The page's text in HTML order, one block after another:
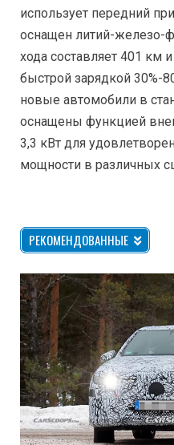
использует передний
оснащен литий-железо-
хода составляет 401 км
быстрой зарядкой 30%-
новые автомобили в
оснащены функцией
3,3 кВт для
мощности в различных
РЕКОМЕНДОВАННЫЕ